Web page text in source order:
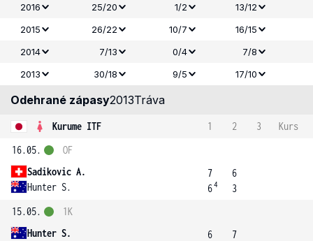
2016
25/20 1/2
13/12
2015
26/22 10/7
16/15
2014
7/13 0/4
7/8
2013
30/18 9/5 17/10
Odehrané zápasy2013Tráva
Kurume ITF 1 2 3
Kurs
16.05.
Sadikovic A.
Hunter S.
OF
7
64
6
3
15.05.
Hunter S.
1K
6
7